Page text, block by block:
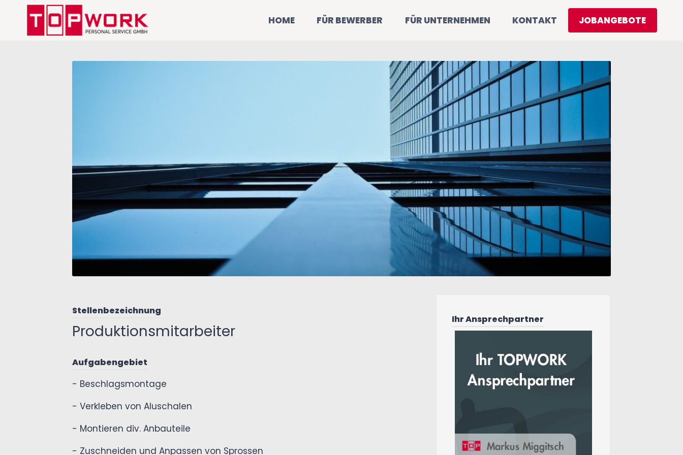
HOME FÜR BEWERBER FÜR UNTERNEHMEN KONTAKT JOBANGEBOTE
Stellenbezeichnung
Produktionsmitarbeiter
Aufgabengebiet
- Beschlagsmontage
- Verkleben von Aluschalen
- Montieren div. Anbauteile
- Zuschneiden und Anpassen von Sprossen
Ihr Ansprechpartner